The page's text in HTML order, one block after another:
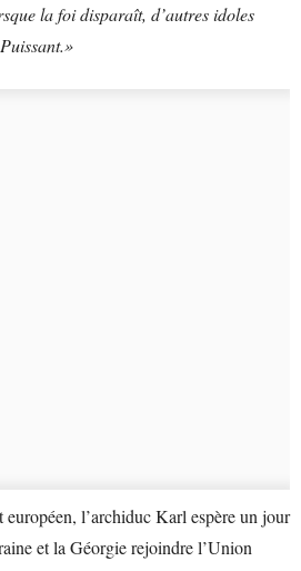
la foi disparaît, d’autres idoles
européen, l’archiduc Karl espère un jour
et la Géorgie rejoindre l’Union